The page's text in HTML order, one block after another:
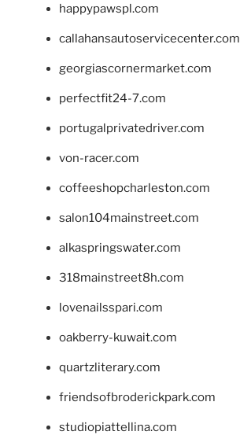
happypawspl.com
callahansautoservicecenter.com
georgiascornermarket.com
perfectfit24-7.com
portugalprivatedriver.com
von-racer.com
coffeeshopcharleston.com
salon104mainstreet.com
alkaspringswater.com
318mainstreet8h.com
lovenailsspari.com
oakberry-kuwait.com
quartzliterary.com
friendsofbroderickpark.com
studiopiattellina.com